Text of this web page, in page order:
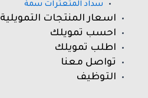
سداد المتعثرات سمة
اسعار المنتجات التمويلية
احسب تمويلك
اطلب تمويلك
تواصل معنا
التوظيف